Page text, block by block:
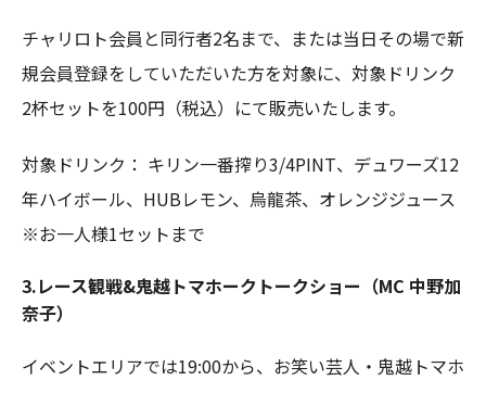
チャリロト会員と同行者2名まで、または当日その場で新
規会員登録をしていただいた方を対象に、対象ドリンク
2杯セットを100円（税込）にて販売いたします。
対象ドリンク： キリン一番搾り3/4PINT、デュワーズ12
年ハイボール、HUBレモン、烏龍茶、オレンジジュース
※お一人様1セットまで
3.レース観戦&鬼越トマホークトークショー（MC 中野加
奈子）
イベントエリアでは19:00から、お笑い芸人・鬼越トマホ